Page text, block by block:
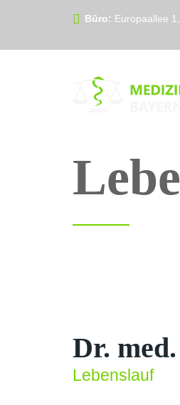
Büro: Europaallee
Dr.
Lebenslauf